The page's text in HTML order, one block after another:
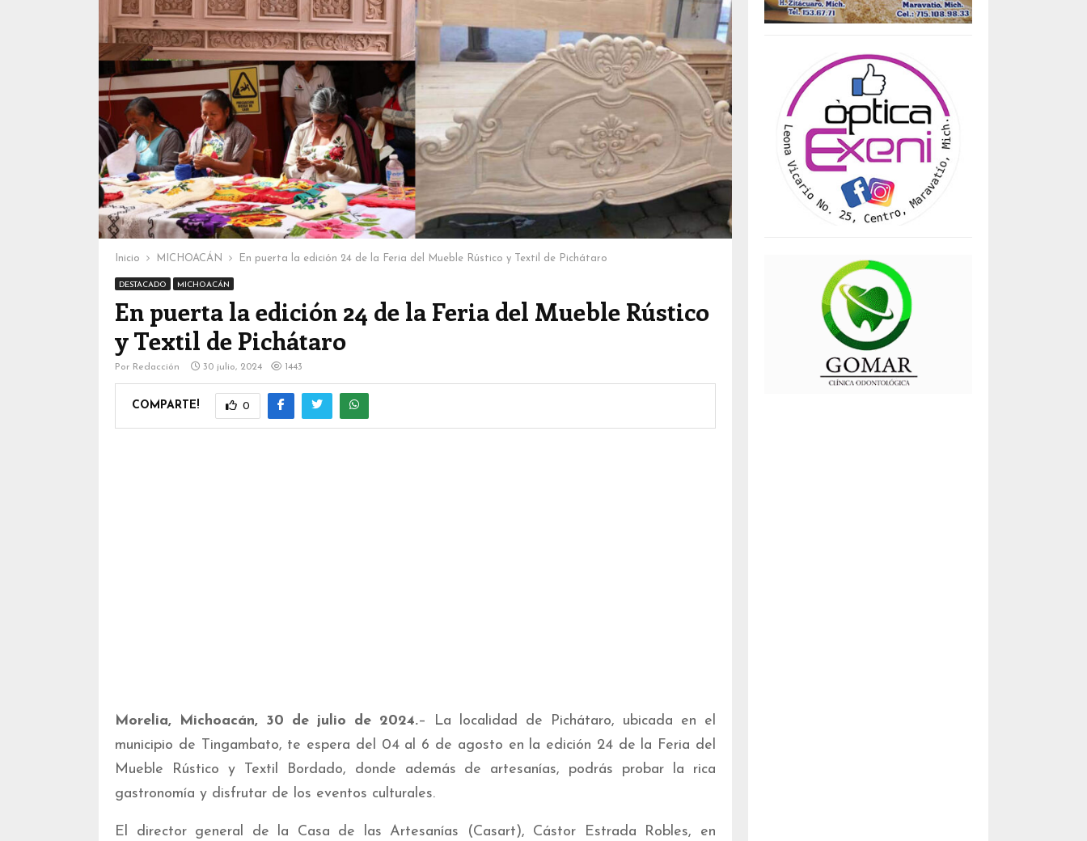
Inicio MICHOACÁN En puerta la edición 24 de la Feria del Mueble Rústico y Textil de Pichátaro
DESTACADO MICHOACÁN
En puerta la edición 24 de la Feria del Mueble Rústico
y Textil de Pichátaro
Por Redacción 30 julio, 2024 1443
COMPARTE! 0
Morelia, Michoacán, 30 de julio de 2024.– La localidad de Pichátaro, ubicada en el
municipio de Tingambato, te espera del 04 al 6 de agosto en la edición 24 de la Feria del
Mueble Rústico y Textil Bordado, donde además de artesanías, podrás probar la rica
gastronomía y disfrutar de los eventos culturales.
El director general de la Casa de las Artesanías (Casart), Cástor Estrada Robles, en